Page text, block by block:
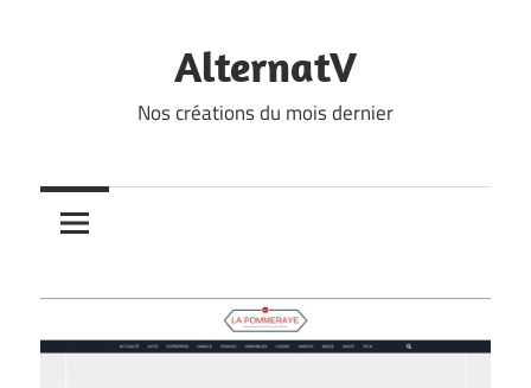
AlternatV
Nos créations du mois dernier